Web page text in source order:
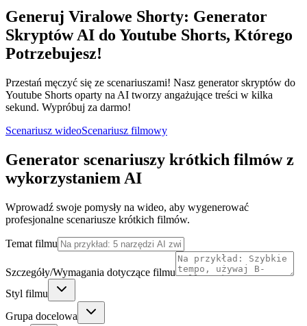
Generuj Viralowe Shorty: Generator
Skryptów AI do Youtube Shorts, Którego
Potrzebujesz!
Przestań męczyć się ze scenariuszami! Nasz generator skryptów do
Youtube Shorts oparty na AI tworzy angażujące treści w kilka
sekund. Wypróbuj za darmo!
Scenariusz wideoScenariusz filmowy
Generator scenariuszy krótkich filmów z
wykorzystaniem AI
Wprowadź swoje pomysły na wideo, aby wygenerować
profesjonalne scenariusze krótkich filmów.
Temat filmu
Szczegóły/Wymagania dotyczące filmu
Styl filmu
Grupa docelowa